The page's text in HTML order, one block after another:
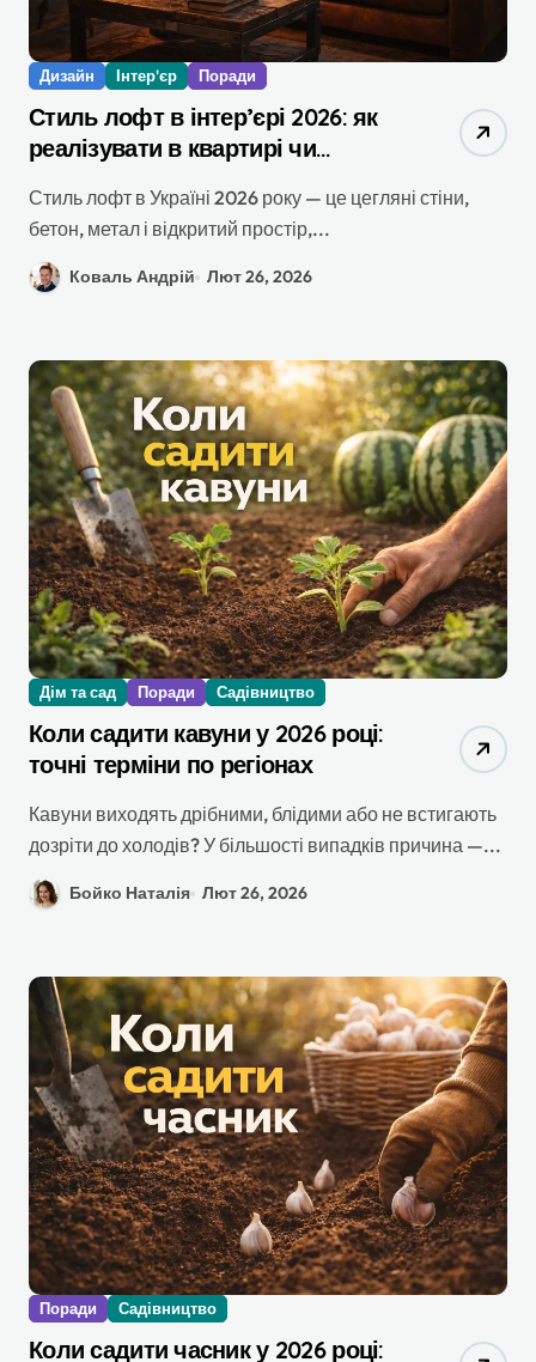
Дизайн Інтер'єр Поради
Стиль лофт в інтер’єрі 2026: як
реалізувати в квартирі чи
Стиль лофт в Україні 2026 року — це цегляні стіни,
бетон, метал і відкритий простір,...
Коваль Андрій Лют 26, 2026
Дім та сад Поради Садівництво
Коли садити кавуни у 2026 році:
точні терміни по регіонах
Кавуни виходять дрібними, блідими або не встигають
дозріти до холодів? У більшості випадків причина —...
Бойко Наталія Лют 26, 2026
Поради Садівництво
Коли садити часник у 2026 році: